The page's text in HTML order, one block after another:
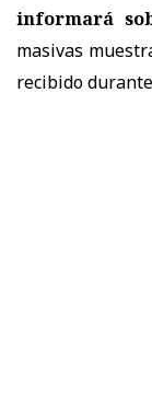
informará
masivas
recibido